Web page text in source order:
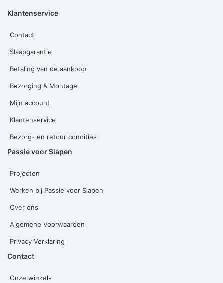
Klantenservice
Contact
Slaapgarantie
Betaling van de aankoop
Bezorging & Montage
Mijn account
Klantenservice
Bezorg- en retour condities
Passie voor Slapen
Projecten
Werken bij Passie voor Slapen
Over ons
Algemene Voorwaarden
Privacy Verklaring
Contact
Onze winkels